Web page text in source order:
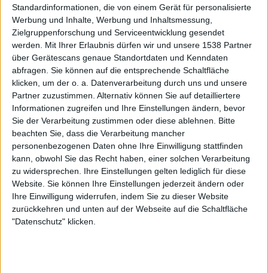
Standardinformationen, die von einem Gerät für personalisierte
Werbung und Inhalte, Werbung und Inhaltsmessung,
Zielgruppenforschung und Serviceentwicklung gesendet
werden.
Mit Ihrer Erlaubnis dürfen wir und unsere 1538 Partner
über Gerätescans genaue Standortdaten und Kenndaten
abfragen. Sie können auf die entsprechende Schaltfläche
klicken, um der o. a. Datenverarbeitung durch uns und unsere
Partner zuzustimmen. Alternativ können Sie auf detailliertere
Informationen zugreifen und Ihre Einstellungen ändern, bevor
Sie der Verarbeitung zustimmen oder diese ablehnen.
Bitte
beachten Sie, dass die Verarbeitung mancher
personenbezogenen Daten ohne Ihre Einwilligung stattfinden
kann, obwohl Sie das Recht haben, einer solchen Verarbeitung
zu widersprechen. Ihre Einstellungen gelten lediglich für diese
Website. Sie können Ihre Einstellungen jederzeit ändern oder
Ihre Einwilligung widerrufen, indem Sie zu dieser Website
zurückkehren und unten auf der Webseite auf die Schaltfläche
"Datenschutz" klicken.
Review
Broilers
Santa Claus
Review
TDW
Fountains